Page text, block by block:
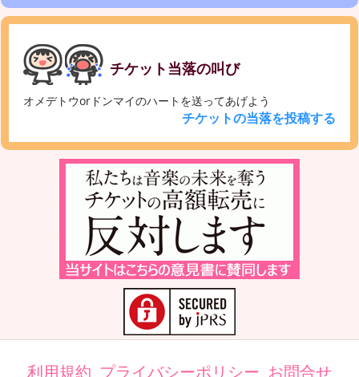
チケット当落の叫び
オメデトウorドンマイのハートを送ってあげよう
チケットの当落を投稿する
利用規約 プライバシーポリシー お問合せ